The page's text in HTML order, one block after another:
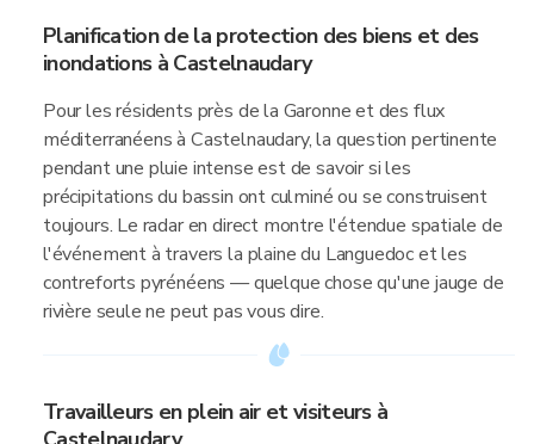
Planification de la protection des biens et des
inondations à Castelnaudary
Pour les résidents près de la Garonne et des flux
méditerranéens à Castelnaudary, la question pertinente
pendant une pluie intense est de savoir si les
précipitations du bassin ont culminé ou se construisent
toujours. Le radar en direct montre l'étendue spatiale de
l'événement à travers la plaine du Languedoc et les
contreforts pyrénéens — quelque chose qu'une jauge de
rivière seule ne peut pas vous dire.
Travailleurs en plein air et visiteurs à